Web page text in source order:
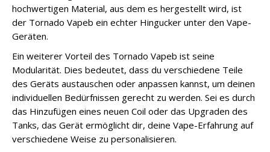
hochwertigen Material, aus dem es hergestellt wird, ist
der Tornado Vapeb ein echter Hingucker unter den Vape-
Geräten.
Ein weiterer Vorteil des Tornado Vapeb ist seine
Modularität. Dies bedeutet, dass du verschiedene Teile
des Geräts austauschen oder anpassen kannst, um deinen
individuellen Bedürfnissen gerecht zu werden. Sei es durch
das Hinzufügen eines neuen Coil oder das Upgraden des
Tanks, das Gerät ermöglicht dir, deine Vape-Erfahrung auf
verschiedene Weise zu personalisieren.